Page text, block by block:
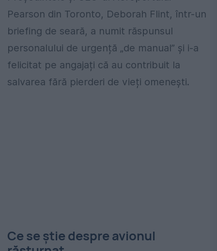
Pearson din Toronto, Deborah Flint, într-un
briefing de seară, a numit răspunsul
personalului de urgență „de manual” și i-a
felicitat pe angajați că au contribuit la
salvarea fără pierderi de vieți omenești.
Ce se știe despre avionul